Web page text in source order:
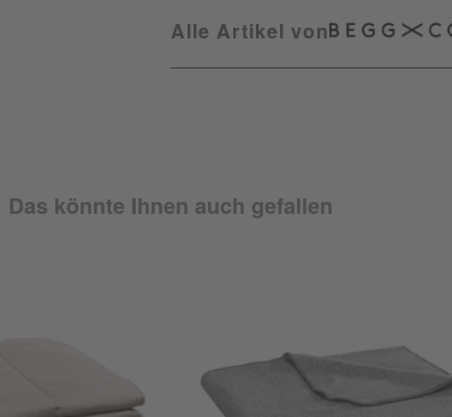
Alle Artikel von
Das könnte Ihnen auch gefallen